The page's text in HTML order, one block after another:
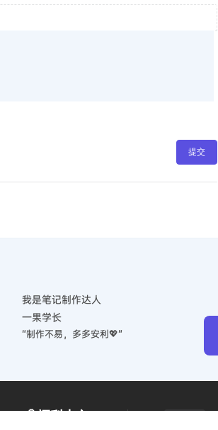
提交
我是笔记制作达人
一果学长
“制作不易，多多安利💖”
🎈福利中心